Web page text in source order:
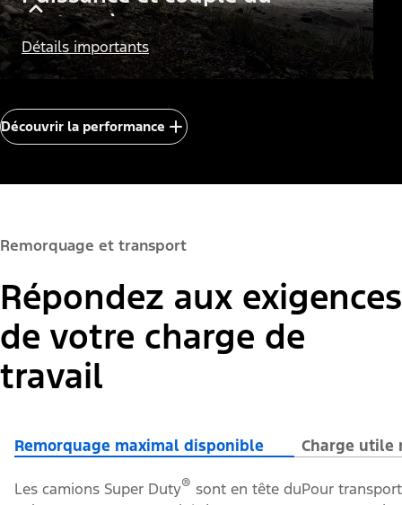
moteur à essence
Détails importants
Découvrir la performance
Remorquage et transport
Répondez aux exigences
de votre charge de
travail
Remorquage maximal disponible Charge utile
Les camions Super Duty® sont en tête duPour